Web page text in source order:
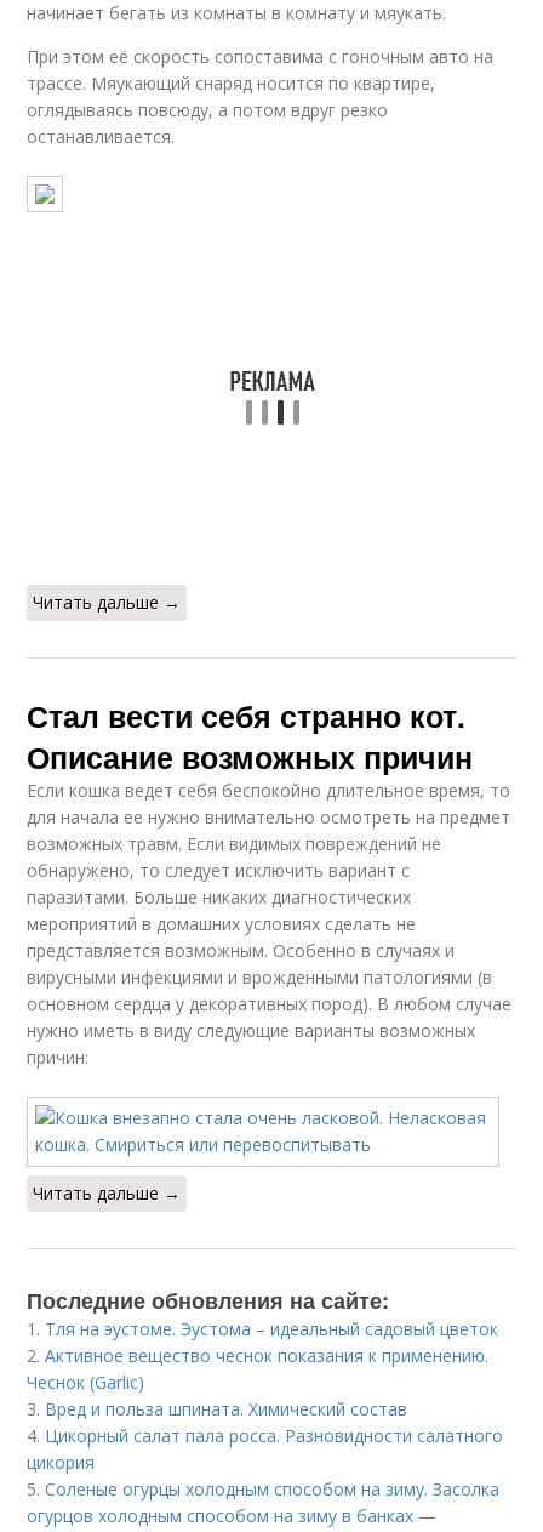
начинает бегать из комнаты в комнату и мяукать.
При этом её скорость сопоставима с гоночным авто на
трассе. Мяукающий снаряд носится по квартире,
оглядываясь повсюду, а потом вдруг резко
останавливается.
Читать дальше →
Стал вести себя странно кот.
Описание возможных причин
Если кошка ведет себя беспокойно длительное время, то
для начала ее нужно внимательно осмотреть на предмет
возможных травм. Если видимых повреждений не
обнаружено, то следует исключить вариант с
паразитами. Больше никаких диагностических
мероприятий в домашних условиях сделать не
представляется возможным. Особенно в случаях и
вирусными инфекциями и врожденными патологиями (в
основном сердца у декоративных пород). В любом случае
нужно иметь в виду следующие варианты возможных
причин:
Читать дальше →
Последние обновления на сайте:
1. Тля на эустоме. Эустома – идеальный садовый цветок
2.Активное вещество чеснок показания к применению.
Чеснок (Garlic)
3. Вред и польза шпината. Химический состав
4. Цикорный салат пала росса. Разновидности салатного
цикория
5.Соленые огурцы холодным способом на зиму. Засолка
огурцов холодным способом на зиму в банках —